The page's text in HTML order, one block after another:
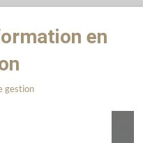
en
gestion